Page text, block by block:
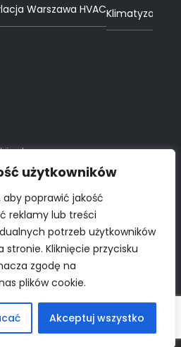
użytkowników
aby poprawić jakość
reklamy lub treści
potrzeb użytkowników
Kliknięcie przycisku
zgodę na
plików cookie.
Akceptuj wszystko
Warszawa HVACKlimatyzacja i
825 Grodzisk Mazowiecki
| Realizacja:Grochalski